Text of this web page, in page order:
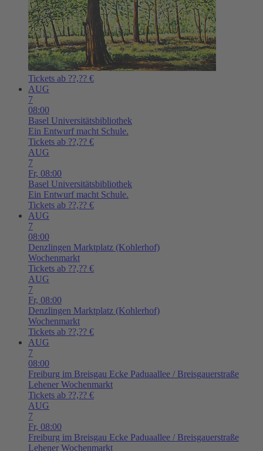
Tickets ab ??,?? €
AUG
7
08:00
Basel Universitätsbibliothek
Ein Entwurf macht Schule.
Tickets ab ??,?? €
AUG
7
Fr, 08:00
Basel Universitätsbibliothek
Ein Entwurf macht Schule.
Tickets ab ??,?? €
AUG
7
08:00
Denzlingen Marktplatz (Kohlerhof)
Wochenmarkt
Tickets ab ??,?? €
AUG
7
Fr, 08:00
Denzlingen Marktplatz (Kohlerhof)
Wochenmarkt
Tickets ab ??,?? €
AUG
7
08:00
Freiburg im Breisgau Ecke Paduaallee / Breisgauerstraße
Lehener Wochenmarkt
Tickets ab ??,?? €
AUG
7
Fr, 08:00
Freiburg im Breisgau Ecke Paduaallee / Breisgauerstraße
Lehener Wochenmarkt